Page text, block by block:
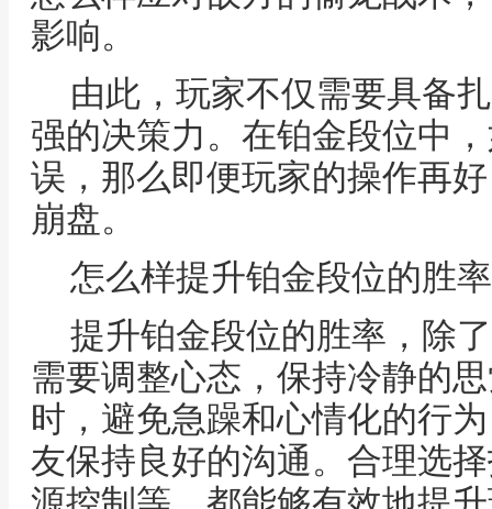
影响。
由此，玩家不仅需要具备
强的决策力。在铂金段位中
误，那么即便玩家的操作再
崩盘。
怎么样提升铂金段位的胜率
提升铂金段位的胜率，除
需要调整心态，保持冷静的
时，避免急躁和心情化的行
友保持良好的沟通。合理选